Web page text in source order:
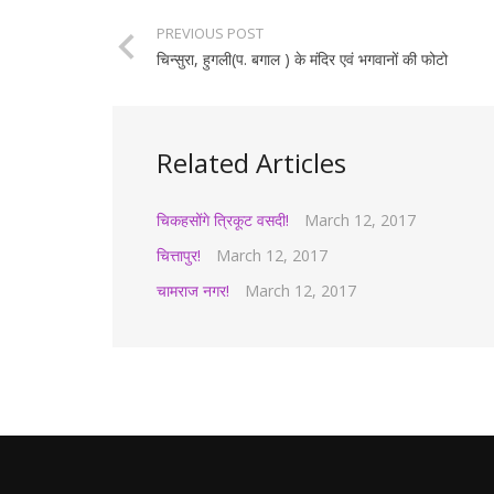
PREVIOUS POST
चिन्सुरा, हुगली(प. बगाल ) के मंदिर एवं भगवानों की फोटो
Related Articles
चिकहसोंगे त्रिकूट वसदी!
March 12, 2017
चित्तापुर!
March 12, 2017
चामराज नगर!
March 12, 2017